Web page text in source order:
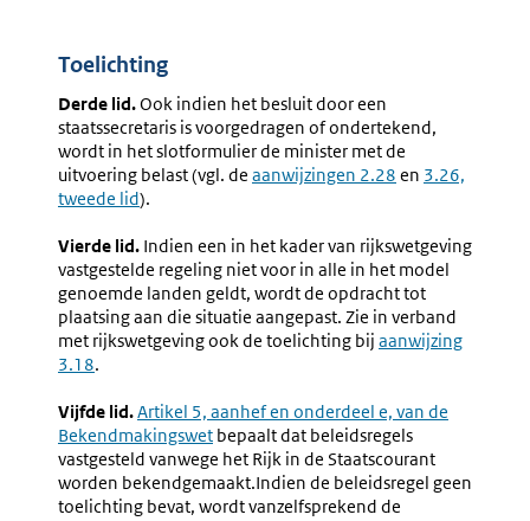
Toelichting
Derde lid.Ook indien het besluit door een
staatssecretaris is voorgedragen of ondertekend,
wordt in het slotformulier de minister met de
uitvoering belast (vgl. de aanwijzingen 2.28 en 3.26,
tweede lid).
Vierde lid. Indien een in het kader van rijkswetgeving
vastgestelde regeling niet voor in alle in het model
genoemde landen geldt, wordt de opdracht tot
plaatsing aan die situatie aangepast. Zie in verband
met rijkswetgeving ook de toelichting bij aanwijzing
3.18.
Vijfde lid.Externe
link:
Artikel 5, aanhef en onderdeel e, van de
Bekendmakingswet bepaalt dat beleidsregels
vastgesteld vanwege het Rijk in de Staatscourant
worden bekendgemaakt.Indien de beleidsregel geen
toelichting bevat, wordt vanzelfsprekend de